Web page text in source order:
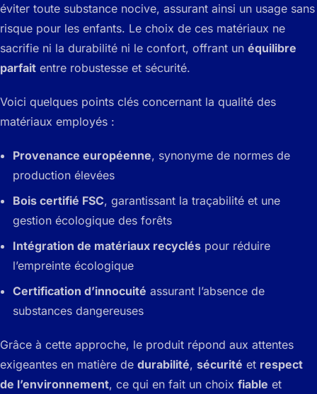
éviter toute substance nocive, assurant ainsi un usage sans
risque pour les enfants. Le choix de ces matériaux ne
sacrifie ni la durabilité ni le confort, offrant un équilibre
parfait entre robustesse et sécurité.
Voici quelques points clés concernant la qualité des
matériaux employés :
Provenance européenne, synonyme de normes de
production élevées
Bois certifié FSC, garantissant la traçabilité et une
gestion écologique des forêts
Intégration de matériaux recyclés pour réduire
l’empreinte écologique
Certification d’innocuité assurant l’absence de
substances dangereuses
Grâce à cette approche, le produit répond aux attentes
exigeantes en matière de durabilité, sécurité et respect
de l’environnement, ce qui en fait un choix fiable et